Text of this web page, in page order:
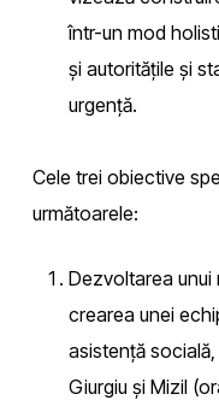
într-un mod
și autoritățile și
urgență.
Cele trei obiective
următoarele:
Dezvoltarea unui
crearea unei
asistență
Giurgiu și Mizil